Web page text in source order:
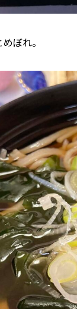
ぼれ。